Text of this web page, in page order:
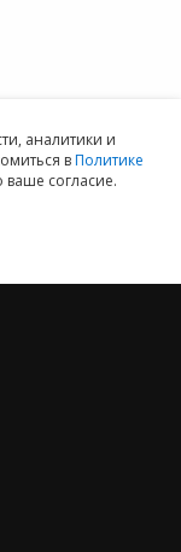
аналитики и
вПолитике
ваше согласие.